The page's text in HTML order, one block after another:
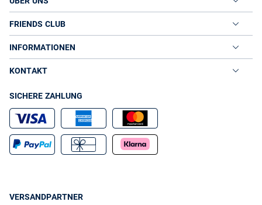
FRIENDS CLUB
INFORMATIONEN
KONTAKT
SICHERE ZAHLUNG
VERSANDPARTNER